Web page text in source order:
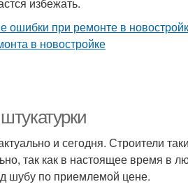
и сегодня. Строители
так как в настоящее время в
шубу по приемлемой цене.